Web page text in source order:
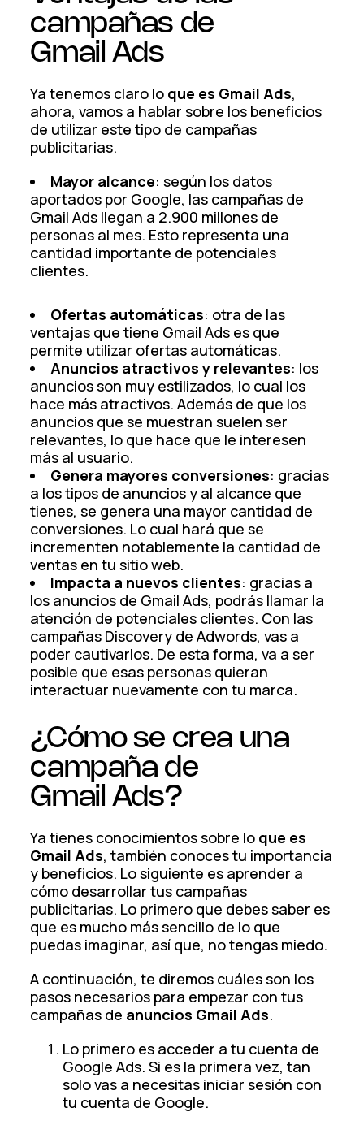
campañas de
Gmail Ads
Ya tenemos claro lo que es Gmail Ads,
ahora, vamos a hablar sobre los beneficios
de utilizar este tipo de campañas
publicitarias.
Mayor alcance: según los datos
aportados por Google, las campañas de
Gmail Ads llegan a 2.900 millones de
personas al mes. Esto representa una
cantidad importante de potenciales
clientes.
Ofertas automáticas: otra de las
ventajas que tiene Gmail Ads es que
permite utilizar ofertas automáticas.
Anuncios atractivos y relevantes: los
anuncios son muy estilizados, lo cual los
hace más atractivos. Además de que los
anuncios que se muestran suelen ser
relevantes, lo que hace que le interesen
más al usuario.
Genera mayores conversiones: gracias
a los tipos de anuncios y al alcance que
tienes, se genera una mayor cantidad de
conversiones. Lo cual hará que se
incrementen notablemente la cantidad de
ventas en tu sitio web.
Impacta a nuevos clientes: gracias a
los anuncios de Gmail Ads, podrás llamar la
atención de potenciales clientes. Con las
campañas Discovery de Adwords, vas a
poder cautivarlos. De esta forma, va a ser
posible que esas personas quieran
interactuar nuevamente con tu marca.
¿Cómo se crea una
campaña de
Gmail Ads?
Ya tienes conocimientos sobre lo que es
Gmail Ads, también conoces tu importancia
y beneficios. Lo siguiente es aprender a
cómo desarrollar tus campañas
publicitarias. Lo primero que debes saber es
que es mucho más sencillo de lo que
puedas imaginar, así que, no tengas miedo.
A continuación, te diremos cuáles son los
pasos necesarios para empezar con tus
campañas de anuncios Gmail Ads.
Lo primero es acceder a tu cuenta de
Google Ads. Si es la primera vez, tan
solo vas a necesitas iniciar sesión con
tu cuenta de Google.